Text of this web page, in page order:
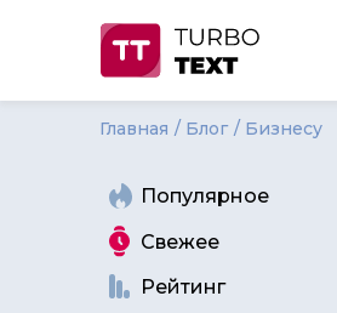
Главная Блог Бизнесу
Популярное
Свежее
Рейтинг